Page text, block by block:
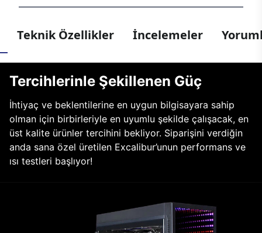
Teknik Özellikler İncelemeler
Tercihlerinle Şekillenen Güç
İhtiyaç ve beklentilerine en uygun bilgisayara sahip
olman için birbirleriyle en uyumlu şekilde çalışacak, en
üst kalite ürünler tercihini bekliyor. Siparişini verdiğin
anda sana özel üretilen Excalibur’unun performans ve
ısı testleri başlıyor!